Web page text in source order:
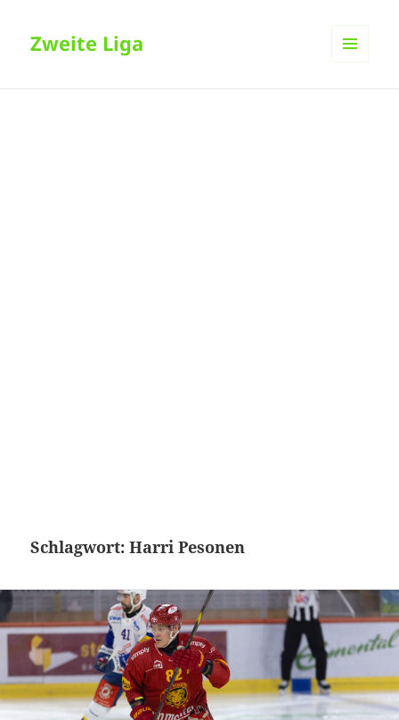
Zweite Liga
Schlagwort:Harri Pesonen